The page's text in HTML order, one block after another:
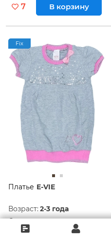
7 В корзину
Fix
Платье E-VIE
Возраст: 2-3 года
Состояние:Хорошее